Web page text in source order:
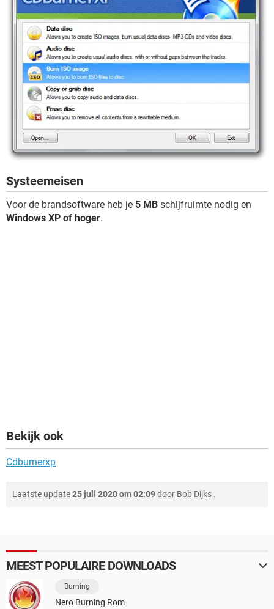
Systeemeisen
Voor de brandsoftware heb je 5 MB schijfruimte nodig en
Windows XP of hoger.
Bekijk ook
Cdburnerxp
Laatste update25 juli 2020 om 02:09door Bob Dijks .
MEEST POPULAIRE DOWNLOADS
Burning
Nero Burning Rom